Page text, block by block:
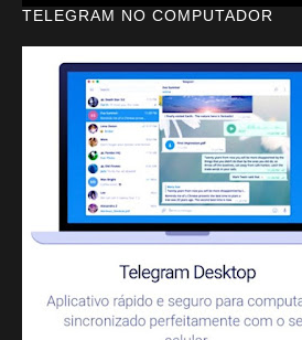
TELEGRAM NO COMPUTADOR